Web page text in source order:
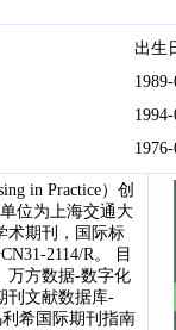
出生
in Practice）创
位为上海交通大
术期刊，国际标
2114/R。 目
万方数据-数字化
刊文献数据库-
希国际期刊指南